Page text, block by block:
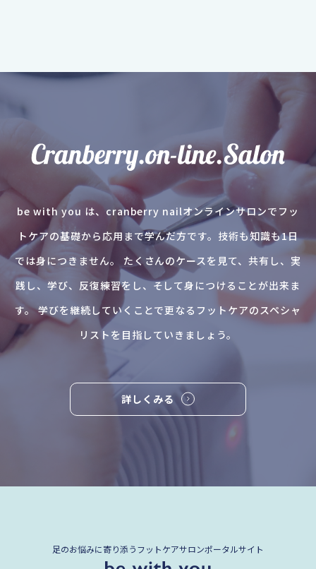
be with you は、cranberry nailオンラインサロンでフッ
トケアの基礎から応用まで学んだ方です。技術も知識も1日
では身につきません。 たくさんのケースを見て、共有し、実
践し、学び、反復練習をし、そして身につけることが出来ま
す。 学びを継続していくことで更なるフットケアのスペシャ
リストを目指していきましょう。
詳しくみる
足のお悩みに寄り添うフットケアサロンポータルサイト